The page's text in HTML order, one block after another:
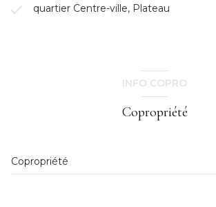
quartier Centre-ville, Plateau
INFO COPRO
Copropriété
Copropriété